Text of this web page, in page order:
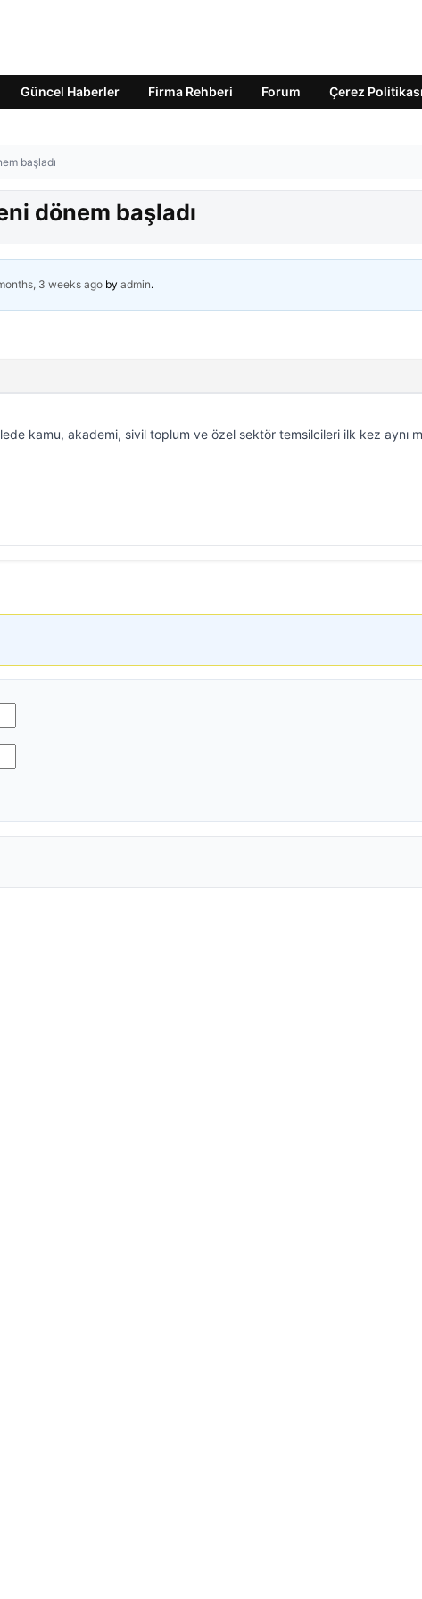
Güncel Haberler Firma Rehberi Forum Çerez Politikası
başladı
dönem başladı
3 weeks ago by admin.
kamu, akademi, sivil toplum ve özel sektör temsilcileri ilk kez aynı